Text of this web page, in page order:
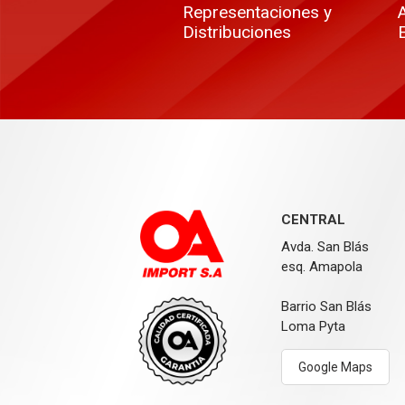
Representaciones y
Distribuciones
CENTRAL
Avda. San Blás
esq. Amapola
Barrio San Blás
Loma Pyta
Google Maps